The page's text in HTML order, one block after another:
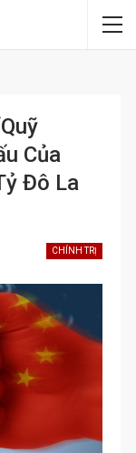
Của
Đô La
CHÍNH TRỊ